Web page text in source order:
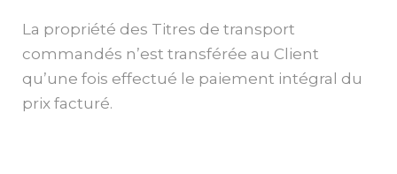
La propriété des Titres de transport
commandés n’est transférée au Client
qu’une fois effectué le paiement intégral du
prix facturé.